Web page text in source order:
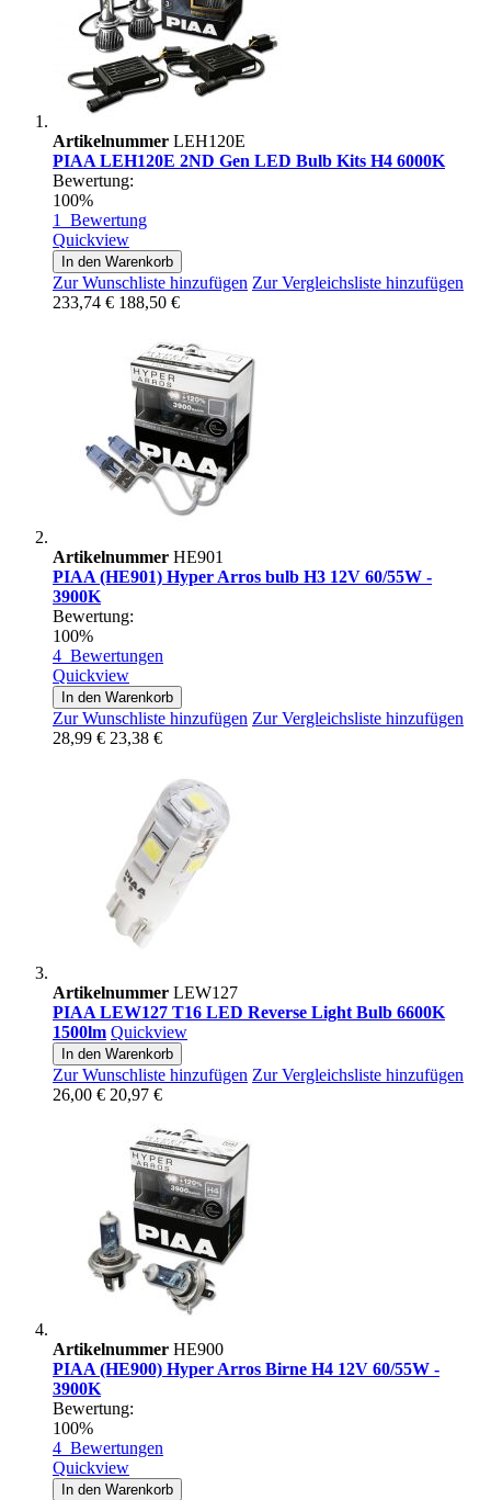
Artikelnummer LEH120E
PIAA LEH120E 2ND Gen LED Bulb Kits H4 6000K
Bewertung:
100%
1 Bewertung
Quickview
In den Warenkorb
Zur Wunschliste hinzufügen Zur Vergleichsliste hinzufügen
233,74 € 188,50 €
Artikelnummer HE901
PIAA (HE901) Hyper Arros bulb H3 12V 60/55W -
3900K
Bewertung:
100%
4 Bewertungen
Quickview
In den Warenkorb
Zur Wunschliste hinzufügen Zur Vergleichsliste hinzufügen
28,99 € 23,38 €
Artikelnummer LEW127
PIAA LEW127 T16 LED Reverse Light Bulb 6600K
1500lm Quickview
In den Warenkorb
Zur Wunschliste hinzufügen Zur Vergleichsliste hinzufügen
26,00 € 20,97 €
Artikelnummer HE900
PIAA (HE900) Hyper Arros Birne H4 12V 60/55W -
3900K
Bewertung:
100%
4 Bewertungen
Quickview
In den Warenkorb